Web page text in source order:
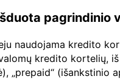
pagrindinio
naudojama kredito
kredito kortelių,
„prepaid“ (išankstinio